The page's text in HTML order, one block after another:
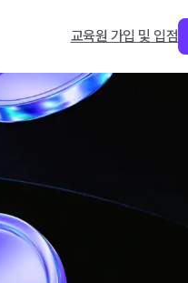
교육원 가입 및 입점